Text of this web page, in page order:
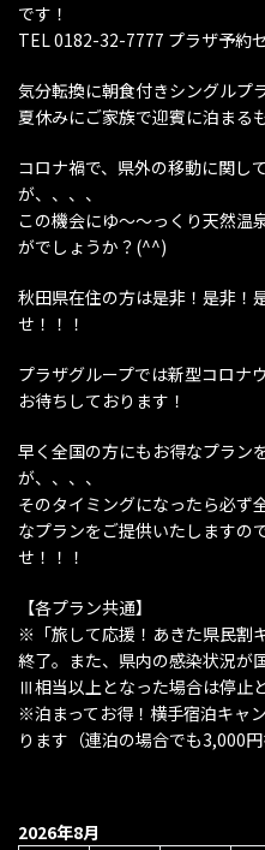
です！
TEL 0182-32-7777 プラザ予約
気分転換に朝食付きシングルプ
夏休みにご家族で迎賓に泊まる
コロナ禍で、県外の移動に関し
が、、、、
この機会にゆ〜〜っくり天然温
がでしょうか？(^^)
秋田県在住の方は是非！是非！
せ！！！
プラザグループでは新型コロナ
お待ちしております！
早く全国の方にもお得なプラン
が、、、、
そのタイミングになったら必ず
なプランをご提供いたしますの
せ！！！
【各プラン共通】
※「旅して応援！あきた県民割
終了。また、県内の感染状況が
Ⅲ相当以上となった場合は停止
※泊まってお得！横手宿泊キャ
ります（連泊の場合でも3,000円
2026年8月